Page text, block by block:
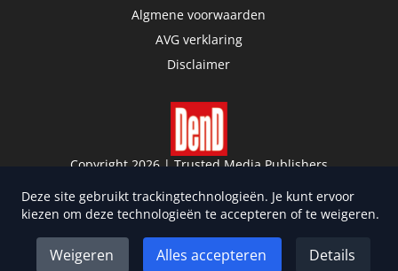
Algmene voorwaarden
AVG verklaring
Disclaimer
Copyright 2026 | Trusted Media Publishers
Deze site gebruikt trackingtechnologieën. Je kunt ervoor
kiezen om deze technologieën te accepteren of te weigeren.
Weigeren Alles accepteren Details